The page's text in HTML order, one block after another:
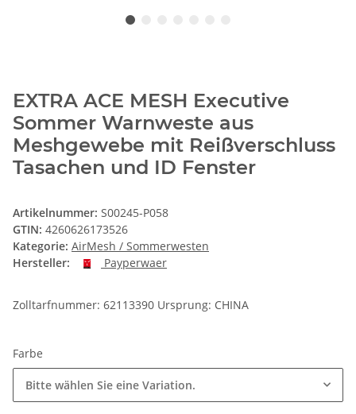
EXTRA ACE MESH Executive
Sommer Warnweste aus
Meshgewebe mit Reißverschluss
Tasachen und ID Fenster
Artikelnummer: S00245-P058
GTIN: 4260626173526
Kategorie: AirMesh / Sommerwesten
Hersteller:
Payperwaer
Zolltarfnummer: 62113390 Ursprung: CHINA
Farbe
Bitte wählen Sie eine Variation.